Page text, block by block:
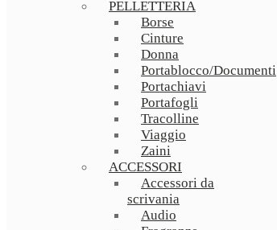
PELLETTERIA
Borse
Cinture
Donna
Portablocco/Documenti
Portachiavi
Portafogli
Tracolline
Viaggio
Zaini
ACCESSORI
Accessori da
scrivania
Audio